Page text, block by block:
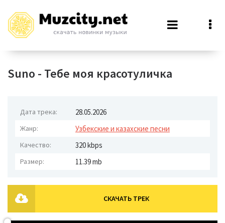
Suno - Тебе моя красотуличка
Дата трека: 28.05.2026
Жанр: Узбекские и казахские песни
Качество: 320 kbps
Размер: 11.39 mb
СКАЧАТЬ ТРЕК